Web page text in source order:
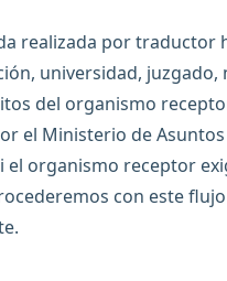
realizada por traductor
universidad, juzgado,
del organismo
el Ministerio de Asuntos
el organismo receptor
con este